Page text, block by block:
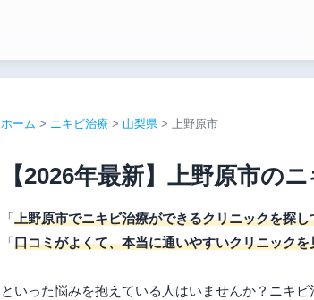
ホーム > ニキビ治療 > 山梨県 > 上野原市
【2026年最新】上野原市の
「上野原市でニキビ治療ができるクリニックを探し
「口コミがよくて、本当に通いやすいクリニックを
といった悩みを抱えている人はいませんか？ニキ